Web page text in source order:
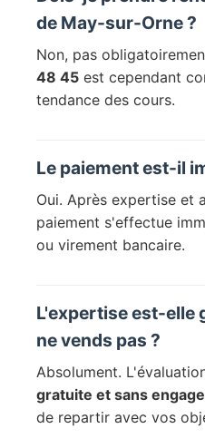
de May-sur-Orne ?
Non, pas
48 45 est cependant
tendance des cours.
Le paiement est-il
Oui. Après expertise et
paiement s'effectue
ou virement bancaire.
L'expertise est-elle
ne vends pas ?
Absolument.
gratuite et sans
de repartir avec vos